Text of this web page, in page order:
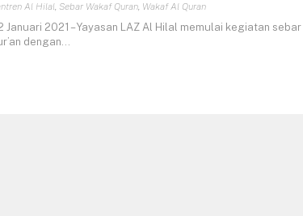
Al Hilal, Sebar Wakaf Quran, Wakaf Al Quran
Januari 2021 – Yayasan LAZ Al Hilal memulai kegiatan sebar
dengan…